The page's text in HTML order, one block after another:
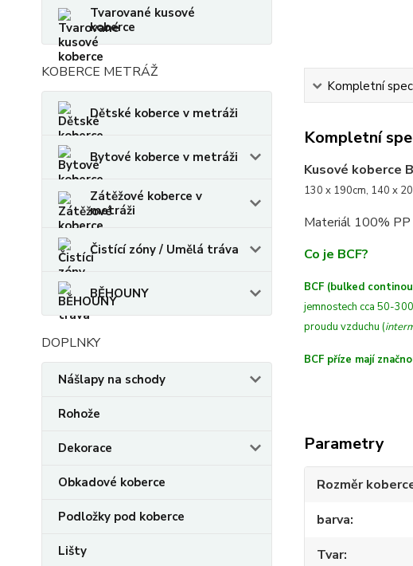
Tvarované kusové
koberce
KOBERCE METRÁŽ
Dětské koberce v metráži
Bytové koberce v metráži
Zátěžové koberce v
metráži
Čistící zóny / Umělá tráva
BĚHOUNY
DOPLNKY
Nášlapy na schody
Rohože
Dekorace
Obkadové koberce
Podložky pod koberce
Lišty
Kompletní
Kompletní
Kusové koberce
130 x 190cm, 140 x
Materiál 100% PP
Co je BCF?
BCF (bulked
jemnostech cca 50-
proudu vzduchu (
BCF příze mají
Parametry
Rozměr
barva
Tvar